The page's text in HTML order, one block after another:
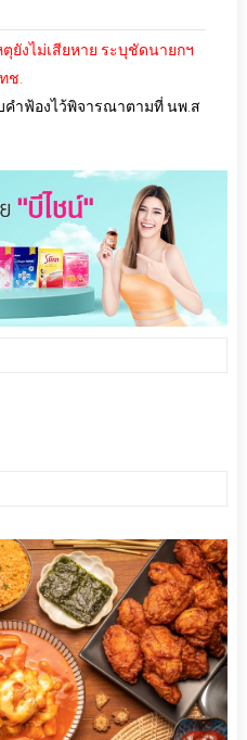
ยังไม่เสียหาย ระบุชัดนายกฯ
ช.
คำฟ้องไว้พิจารณาตามที่ นพ.ส